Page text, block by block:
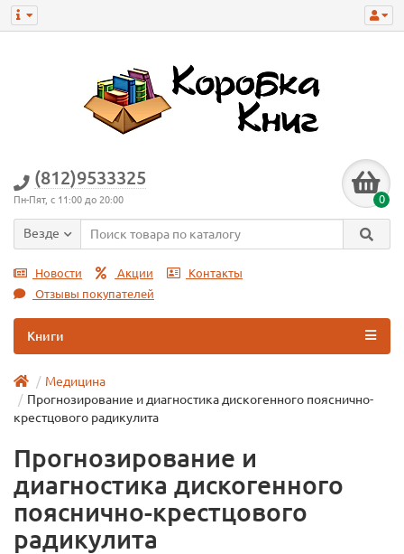
(812)9533325
Пн-Пят, с 11:00 до 20:00 0
Везде
Новости Акции
Контакты
Отзывы покупателей
Книги
Медицина
Прогнозирование и диагностика дискогенного пояснично-
крестцового радикулита
Прогнозирование и
диагностика дискогенного
пояснично-крестцового
радикулита